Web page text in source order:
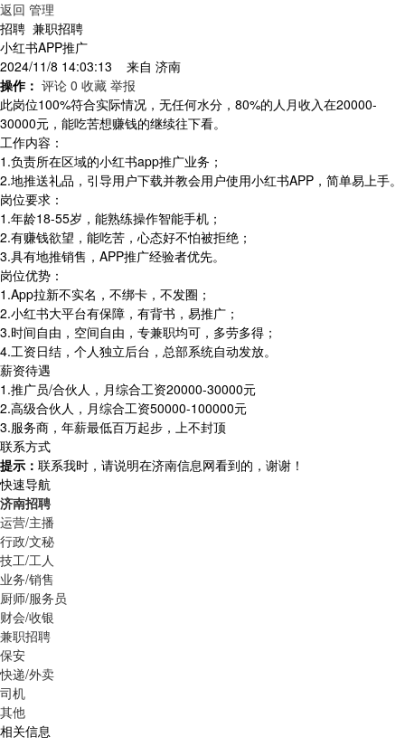
返回 管理
招聘 兼职招聘
小红书APP推广
2024/11/8 14:03:13 来自 济南
操作： 评论 0 收藏 举报
此岗位100%符合实际情况，无任何水分，80%的人月收入在20000-
30000元，能吃苦想赚钱的继续往下看。
工作内容：
1.负责所在区域的小红书app推广业务；
2.地推送礼品，引导用户下载并教会用户使用小红书APP，简单易上手。
岗位要求：
1.年龄18-55岁，能熟练操作智能手机；
2.有赚钱欲望，能吃苦，心态好不怕被拒绝；
3.具有地推销售，APP推广经验者优先。
岗位优势：
1.App拉新不实名，不绑卡，不发圈；
2.小红书大平台有保障，有背书，易推广；
3.时间自由，空间自由，专兼职均可，多劳多得；
4.工资日结，个人独立后台，总部系统自动发放。
薪资待遇
1.推广员/合伙人，月综合工资20000-30000元
2.高级合伙人，月综合工资50000-100000元
3.服务商，年薪最低百万起步，上不封顶
联系方式
提示： 联系我时，请说明在济南信息网看到的，谢谢！
快速导航
济南招聘
运营/主播
行政/文秘
技工/工人
业务/销售
厨师/服务员
财会/收银
兼职招聘
保安
快递/外卖
司机
其他
相关信息